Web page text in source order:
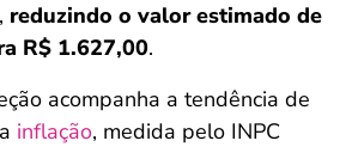
reduzindo o valor estimado de
R$ 1.627,00.
acompanha a tendência de
inflação, medida pelo INPC